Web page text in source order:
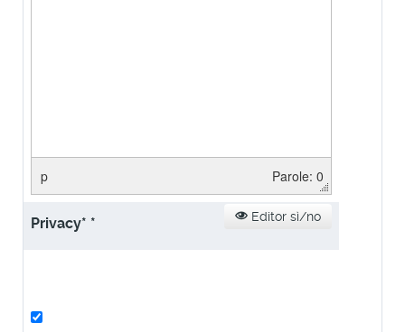
p Parole: 0
Editor sì/no
Privacy* *